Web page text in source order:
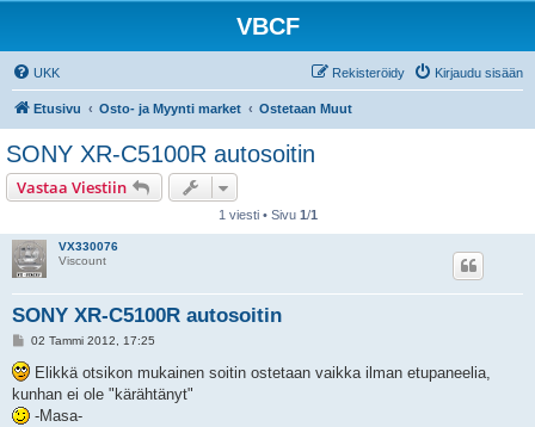
VBCF
UKK Kirjaudu sisään
Rekisteröidy
Etusivu Osto- ja Myynti market Ostetaan Muut
SONY XR-C5100R autosoitin
Vastaa Viestiin
1 viesti • Sivu 1/1
VX330076
Viscount
SONY XR-C5100R autosoitin
V
e
s
t
i
02 Tammi 2012, 17:25
Elikkä otsikon mukainen soitin ostetaan vaikka ilman etupaneelia,
kunhan ei ole "kärähtänyt"
-Masa-